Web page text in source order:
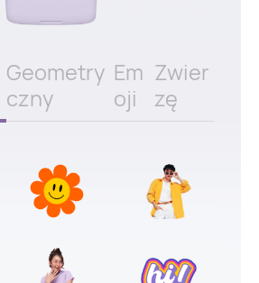
Geometry
czny
Em
oji
Zwier
zę